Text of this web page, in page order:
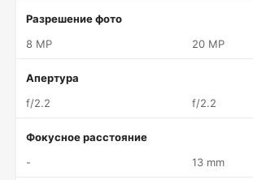
Разрешение фото
8 MP
20 MP
Апертура
f/2.2
f/2.2
Фокусное расстояние
-
13 mm